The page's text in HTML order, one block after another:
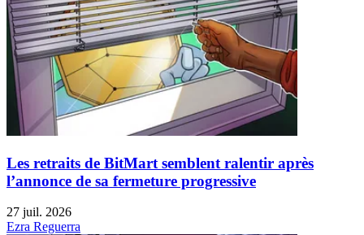
Les retraits de BitMart semblent ralentir après
l’annonce de sa fermeture progressive
27 juil. 2026
Ezra Reguerra